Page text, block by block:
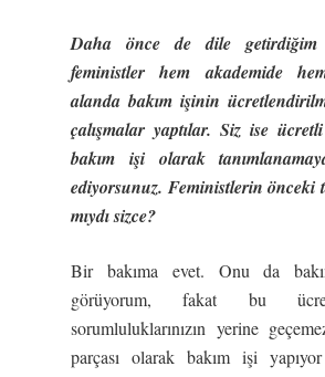
Daha önce de dile getirdiğim
feministler hem akademide
alanda bakım işinin
çalışmalar yaptılar. Siz ise
bakım işi olarak
ediyorsunuz. Feministlerin önceki
mıydı sizce?
Bir bakıma evet. Onu da
görüyorum, fakat bu
sorumluluklarınızın yerine
parçası olarak bakım işi